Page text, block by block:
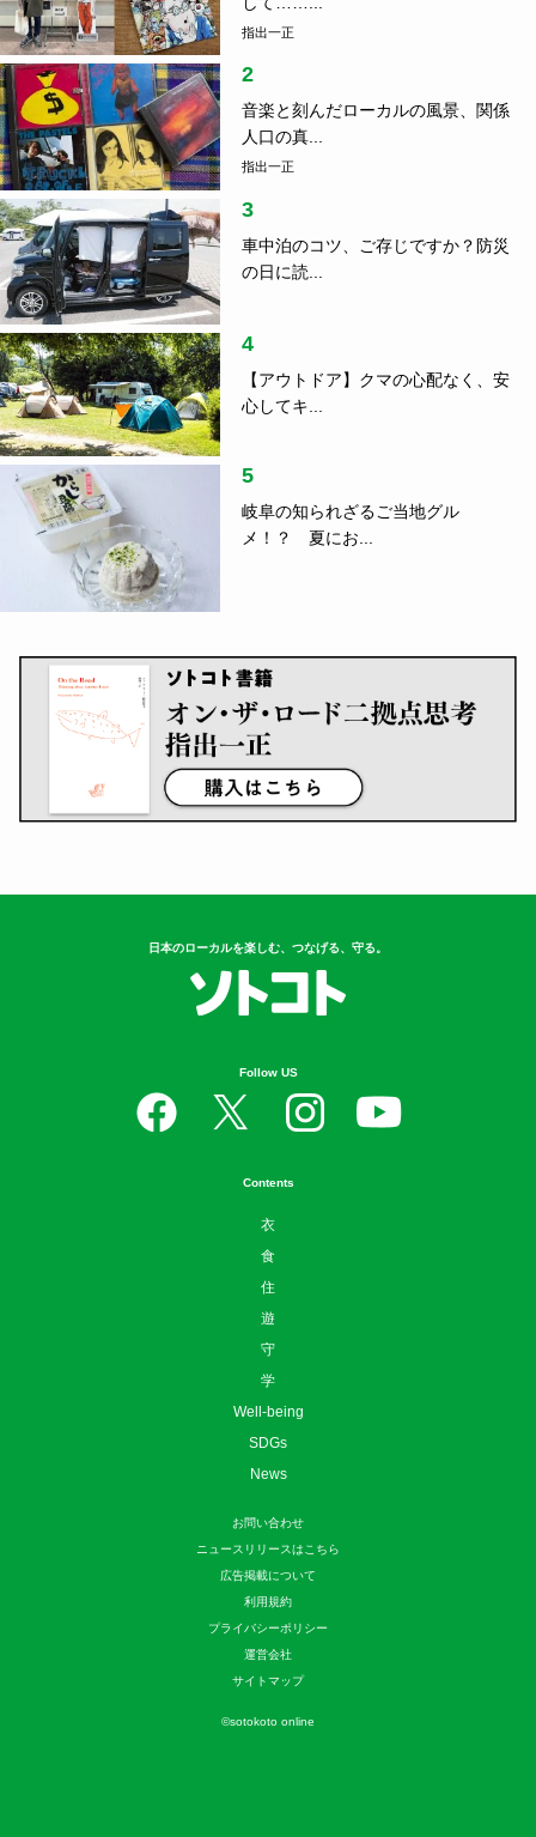
指出一正
2
音楽と刻んだローカルの風景、関係
人口の真...
指出一正
3
車中泊のコツ、ご存じですか？防災
の日に読...
4
【アウトドア】クマの心配なく、安
心してキ...
5
岐阜の知られざるご当地グル
メ！？ 夏にお...
日本のローカルを楽しむ、つなげる、守る。
Follow US
Contents
衣
食
住
遊
守
学
Well-being
SDGs
News
お問い合わせ
ニュースリリースはこちら
広告掲載について
利用規約
プライバシーポリシー
運営会社
サイトマップ
©sotokoto online